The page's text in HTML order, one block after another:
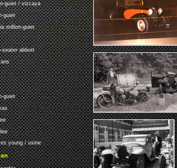
guiet / vizcaya
guiet
million-guiet
seater abbott
guiet
young / usine